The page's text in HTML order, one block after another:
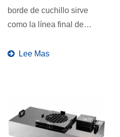
borde de cuchillo sirve
como la línea final de
Lee Mas